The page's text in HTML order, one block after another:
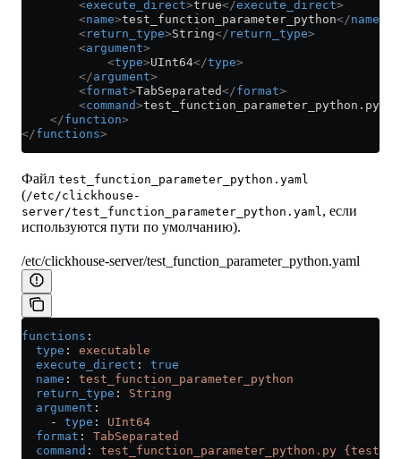
        <
execute_direct>true</execute_direct>
        <
name>test_function_parameter_python</name
        <
return_type>String</ return_type>
        <
argument>
            <
type>UInt64</type>
        </
argument>
        <
format>TabSeparated</format>
        <
command>test_function_parameter_python.py
    </
function>
</functions>
Файл test_function_parameter_python.yaml
(/etc/clickhouse-
server/test_function_parameter_python.yaml, если
используются пути по умолчанию).
/etc/clickhouse-server/test_function_parameter_python.yaml
functions :
  type
: executable
  execute_direct
: true
  name
: test_function_parameter_python
  return_type
: String
  argument
:
    -
type : UInt64
  format
: TabSeparated
  command
: test_function_parameter_python.py